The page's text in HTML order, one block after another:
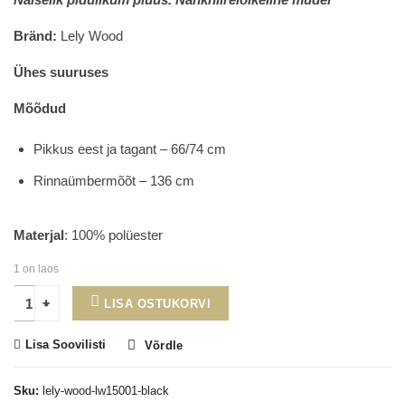
23.00€.
is:
Bränd: Lely Wood
Ühes suuruses
Mõõdud
Pikkus eest ja tagant – 66/74 cm
Rinnaümbermõõt – 136 cm
Materjal: 100% polüester
1 on laos
LISA OSTUKORVI
Lisa Soovilisti Võrdle
Sku: lely-wood-lw15001-black